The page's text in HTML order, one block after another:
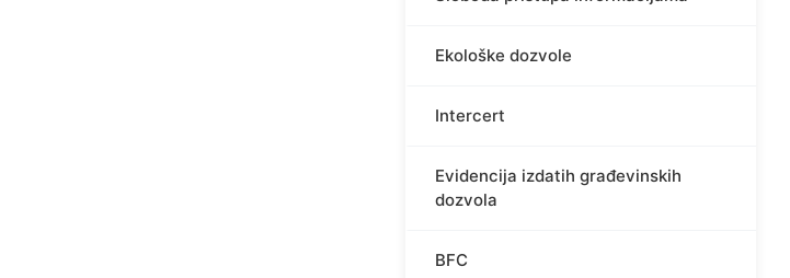
Ekološke dozvole
Intercert
Evidencija izdatih građevinskih
dozvola
BFC